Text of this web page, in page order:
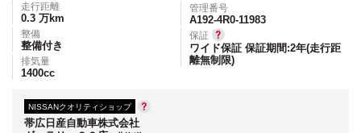
走行距離
0.3 万km
整備
整備付き
排気量
1400cc
管理番号
A192-4R0-11983
保証
ワイド保証 保証期間:2年(走行距
離無制限)
NISSANクオリティショップ
帯広日産自動車株式会社